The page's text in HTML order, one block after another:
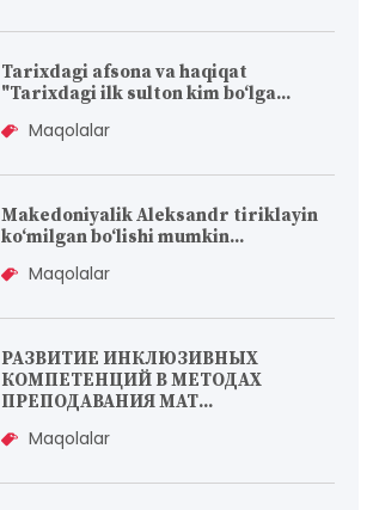
Tarixdagi afsona va haqiqat
"Tarixdagi ilk sulton kim bo‘lga...
Maqolalar
Makedoniyalik Aleksandr tiriklayin
koʻmilgan boʻlishi mumkin...
Maqolalar
РАЗВИТИЕ ИНКЛЮЗИВНЫХ
КОМПЕТЕНЦИЙ В МЕТОДАХ
ПРЕПОДАВАНИЯ МАТ...
Maqolalar